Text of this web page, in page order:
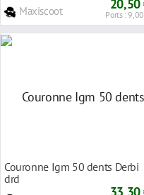
Maxiscoot 20,50
Ports :
Couronne Igm 50 dents Derbi
drd
33,30